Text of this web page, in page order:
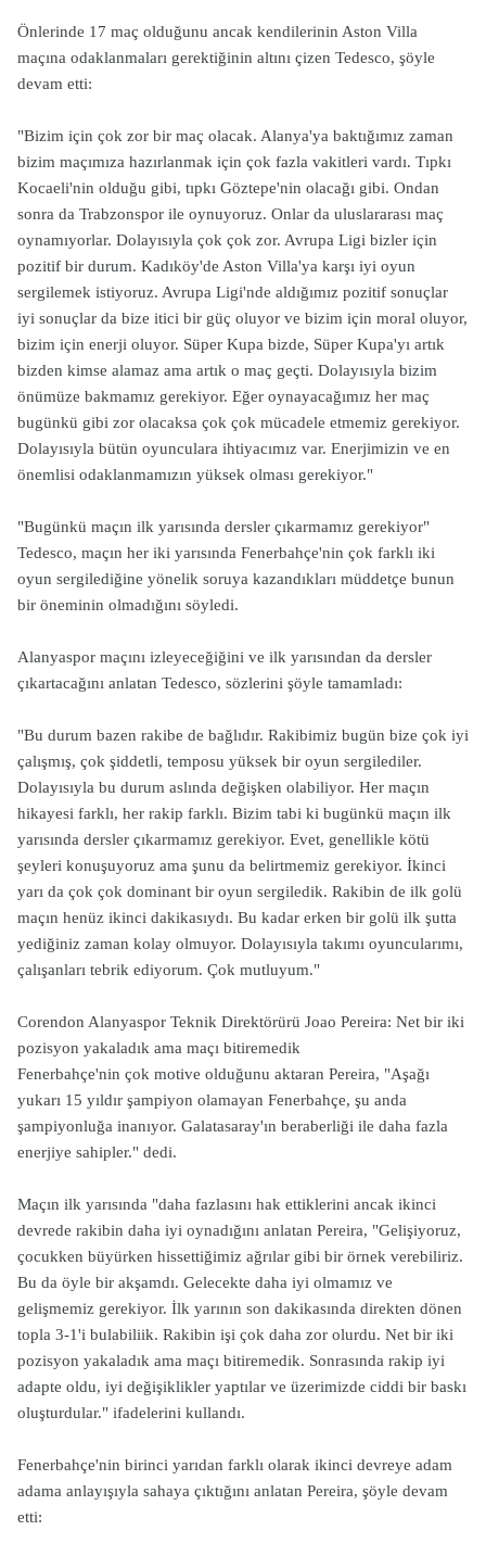
Önlerinde 17 maç olduğunu ancak kendilerinin Aston Villa
maçına odaklanmaları gerektiğinin altını çizen Tedesco, şöyle
devam etti:
"Bizim için çok zor bir maç olacak. Alanya'ya baktığımız zaman
bizim maçımıza hazırlanmak için çok fazla vakitleri vardı. Tıpkı
Kocaeli'nin olduğu gibi, tıpkı Göztepe'nin olacağı gibi. Ondan
sonra da Trabzonspor ile oynuyoruz. Onlar da uluslararası maç
oynamıyorlar. Dolayısıyla çok çok zor. Avrupa Ligi bizler için
pozitif bir durum. Kadıköy'de Aston Villa'ya karşı iyi oyun
sergilemek istiyoruz. Avrupa Ligi'nde aldığımız pozitif sonuçlar
iyi sonuçlar da bize itici bir güç oluyor ve bizim için moral oluyor,
bizim için enerji oluyor. Süper Kupa bizde, Süper Kupa'yı artık
bizden kimse alamaz ama artık o maç geçti. Dolayısıyla bizim
önümüze bakmamız gerekiyor. Eğer oynayacağımız her maç
bugünkü gibi zor olacaksa çok çok mücadele etmemiz gerekiyor.
Dolayısıyla bütün oyunculara ihtiyacımız var. Enerjimizin ve en
önemlisi odaklanmamızın yüksek olması gerekiyor."
"Bugünkü maçın ilk yarısında dersler çıkarmamız gerekiyor"
Tedesco, maçın her iki yarısında Fenerbahçe'nin çok farklı iki
oyun sergilediğine yönelik soruya kazandıkları müddetçe bunun
bir öneminin olmadığını söyledi.
Alanyaspor maçını izleyeceğiğini ve ilk yarısından da dersler
çıkartacağını anlatan Tedesco, sözlerini şöyle tamamladı:
"Bu durum bazen rakibe de bağlıdır. Rakibimiz bugün bize çok iyi
çalışmış, çok şiddetli, temposu yüksek bir oyun sergilediler.
Dolayısıyla bu durum aslında değişken olabiliyor. Her maçın
hikayesi farklı, her rakip farklı. Bizim tabi ki bugünkü maçın ilk
yarısında dersler çıkarmamız gerekiyor. Evet, genellikle kötü
şeyleri konuşuyoruz ama şunu da belirtmemiz gerekiyor. İkinci
yarı da çok çok dominant bir oyun sergiledik. Rakibin de ilk golü
maçın henüz ikinci dakikasıydı. Bu kadar erken bir golü ilk şutta
yediğiniz zaman kolay olmuyor. Dolayısıyla takımı oyuncularımı,
çalışanları tebrik ediyorum. Çok mutluyum."
Corendon Alanyaspor Teknik Direktörürü Joao Pereira: Net bir iki
pozisyon yakaladık ama maçı bitiremedik
Fenerbahçe'nin çok motive olduğunu aktaran Pereira, "Aşağı
yukarı 15 yıldır şampiyon olamayan Fenerbahçe, şu anda
şampiyonluğa inanıyor. Galatasaray'ın beraberliği ile daha fazla
enerjiye sahipler." dedi.
Maçın ilk yarısında "daha fazlasını hak ettiklerini ancak ikinci
devrede rakibin daha iyi oynadığını anlatan Pereira, "Gelişiyoruz,
çocukken büyürken hissettiğimiz ağrılar gibi bir örnek verebiliriz.
Bu da öyle bir akşamdı. Gelecekte daha iyi olmamız ve
gelişmemiz gerekiyor. İlk yarının son dakikasında direkten dönen
topla 3-1'i bulabiliik. Rakibin işi çok daha zor olurdu. Net bir iki
pozisyon yakaladık ama maçı bitiremedik. Sonrasında rakip iyi
adapte oldu, iyi değişiklikler yaptılar ve üzerimizde ciddi bir baskı
oluşturdular." ifadelerini kullandı.
Fenerbahçe'nin birinci yarıdan farklı olarak ikinci devreye adam
adama anlayışıyla sahaya çıktığını anlatan Pereira, şöyle devam
etti: